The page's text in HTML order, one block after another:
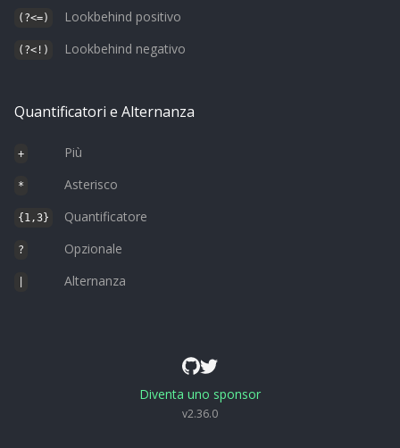
(?<=) Lookbehind positivo
(?<!) Lookbehind negativo
Quantificatori e Alternanza
+ Più
* Asterisco
{1,3} Quantificatore
? Opzionale
Alternanza
Diventa uno sponsor
v2.36.0